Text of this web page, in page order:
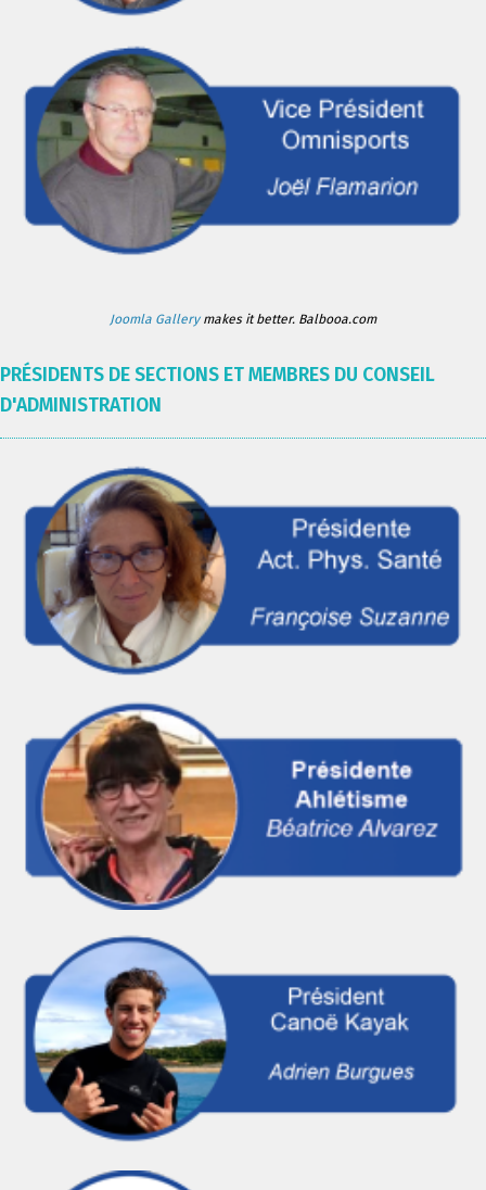
Joomla Gallerymakes it better. Balbooa.com
PRÉSIDENTS DE SECTIONS ET MEMBRES DU CONSEIL
D'ADMINISTRATION